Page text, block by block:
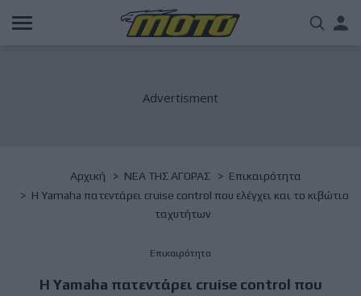
Παράκαμψη
προς
Breadcrumb
Αρχική NΕΑ ΤΗΣ ΑΓΟΡΑΣ
Επικαιρότητα
H Yamaha πατεντάρει cruise control που ελέγχει και το κιβώτιο
ταχυτήτων
Επικαιρότητα
H Yamaha πατεντάρει cruise control που